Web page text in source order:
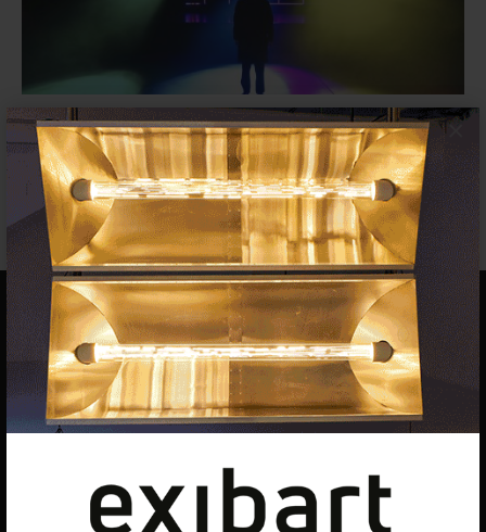
×
CLUBS, Art a la pista anuncia la
programación de su segunda...
FESTIVALES 1 DICIEMBRE 2022
EQUIPO
Dirección general
Uros Gorgone
Dirección exibart.es
Carolina Ciuti